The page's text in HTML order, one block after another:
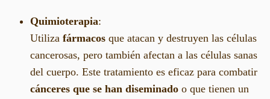
Quimioterapia:
Utiliza fármacos que atacan y destruyen las células
cancerosas, pero también afectan a las células sanas
del cuerpo. Este tratamiento es eficaz para combatir
cánceres que se han diseminado o que tienen un